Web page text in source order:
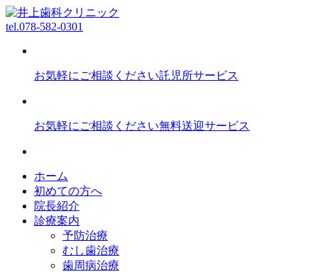
tel.078-582-0301
お気軽にご相談ください託児所サービス
お気軽にご相談ください無料送迎サービス
ホーム
初めての方へ
院長紹介
診療案内
予防治療
むし歯治療
歯周病治療